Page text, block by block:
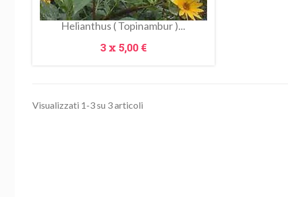
Helianthus ( Topinambur )...
Prezzo
3 x 5,00 €
Visualizzati 1-3 su 3 articoli